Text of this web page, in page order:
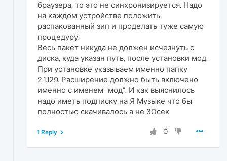
браузера, то это не синхронизируется. Надо
на каждом устройстве положить
распакованный зип и проделать туже самую
процедуру.
Весь пакет никуда не должен исчезнуть с
диска, куда указан путь, после установки мод.
При установке указываем именно папку
2.1.129. Расширение должно быть включено
именно с именем "мод". И как выяснилось
надо иметь подписку на Я Музыке что бы
полностью скачивалось а не 30сек
0
1 Reply